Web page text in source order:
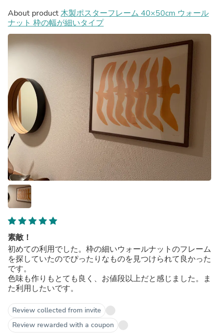
About product木製ポスターフレーム 40×50cm ウォール
ナット 枠の幅が細いタイプ
素敵！
初めての利用でした。枠の細いウォールナットのフレーム
を探していたのでぴったりなものを見つけられて良かった
です。
色味も作りもとても良く、お値段以上だと感じました。ま
た利用したいです。
Review collected from invite
Review rewarded with a coupon